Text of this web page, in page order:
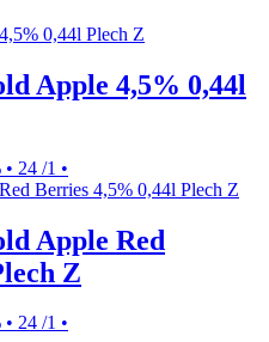
Apple 4,5% 0,44l
• 24 /1 •
Apple Red
Z
• 24 /1 •